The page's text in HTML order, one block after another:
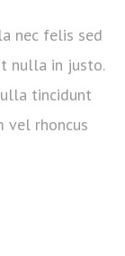
nec felis sed
nulla in justo.
tincidunt
vel rhoncus